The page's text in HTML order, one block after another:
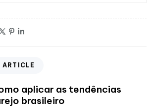
ARTICLE
aplicar as tendências
brasileiro